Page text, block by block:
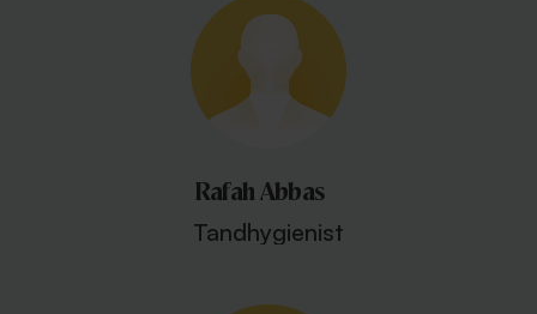
Rafah Abbas
Tandhygienist